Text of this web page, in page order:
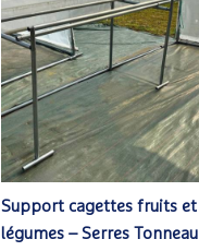
Support cagettes fruits et
légumes – Serres Tonneau